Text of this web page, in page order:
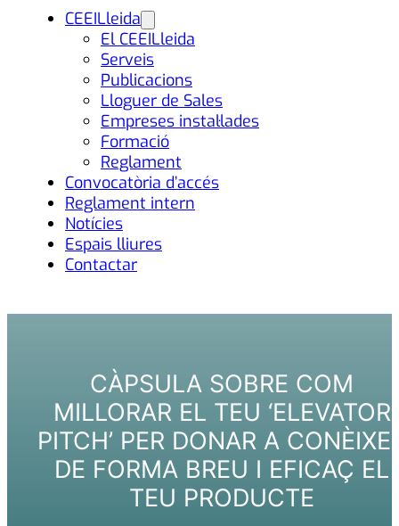
CEEILleida
El CEEILleida
Serveis
Publicacions
Lloguer de Sales
Empreses instal·lades
Formació
Reglament
Convocatòria d’accés
Reglament intern
Notícies
Espais lliures
Contactar
CÀPSULA SOBRE COM
MILLORAR EL TEU ‘ELEVATOR
PITCH’ PER DONAR A
DE FORMA BREU I EFICAÇ EL
TEU PRODUCTE